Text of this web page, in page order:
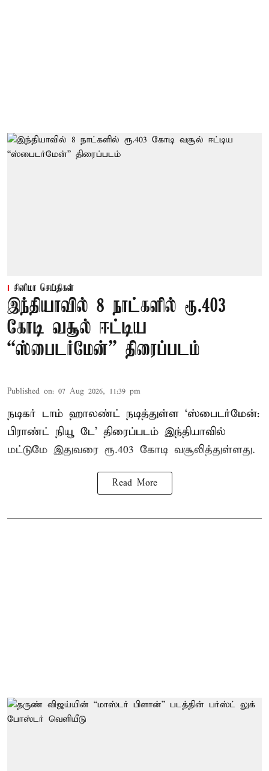
சினிமா செய்திகள்
இந்தியாவில் 8 நாட்களில் ரூ.403
கோடி வசூல் ஈட்டிய
“ஸ்பைடர்மேன்” திரைப்படம்
Published on: 07 Aug 2026, 11:39 pm
நடிகர் டாம் ஹாலண்ட் நடித்துள்ள ‘ஸ்பைடர்மேன்:
பிராண்ட் நியூ டே’ திரைப்படம் இந்தியாவில்
மட்டுமே இதுவரை ரூ.403 கோடி வசூலித்துள்ளது.
Read More